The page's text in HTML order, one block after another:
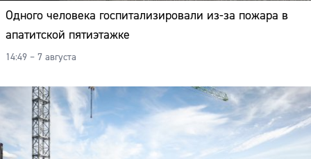
Одного человека госпитализировали из-за пожара в
апатитской пятиэтажке
14:49 – 7 августа